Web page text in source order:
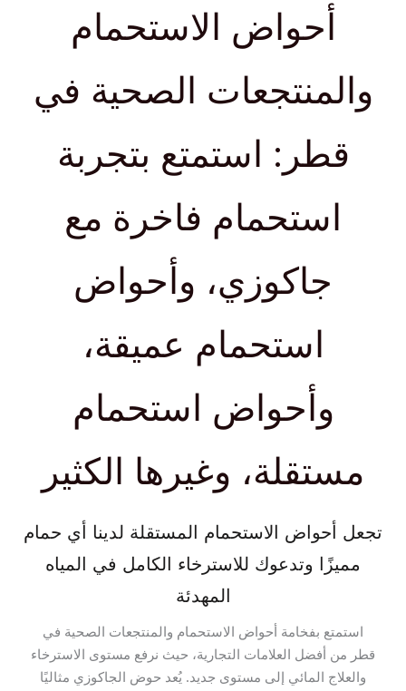
أحواض الاستحمام
والمنتجعات الصحية في
قطر: استمتع بتجربة
استحمام فاخرة مع
جاكوزي، وأحواض
استحمام عميقة،
وأحواض استحمام
مستقلة، وغيرها الكثير
تجعل أحواض الاستحمام المستقلة لدينا أي حمام
مميزًا وتدعوك للاسترخاء الكامل في المياه
المهدئة
استمتع بفخامة أحواض الاستحمام والمنتجعات الصحية في
قطر من أفضل العلامات التجارية، حيث نرفع مستوى الاسترخاء
والعلاج المائي إلى مستوى جديد. يُعد حوض الجاكوزي مثاليًا